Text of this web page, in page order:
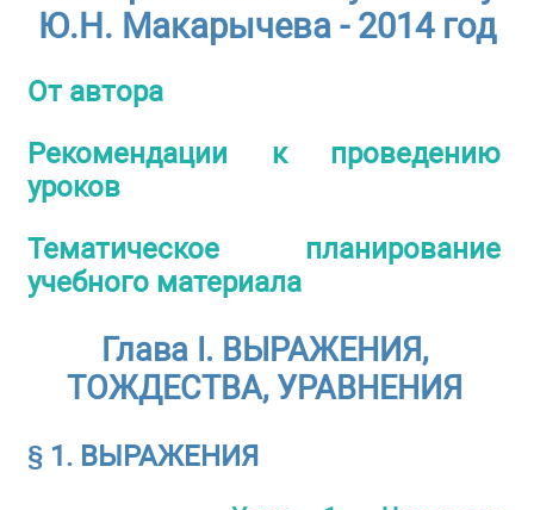
Ю.Н. Макарычева - 2014 год
От автора
Рекомендации к проведению
уроков
Тематическое планирование
учебного материала
Глава I. ВЫРАЖЕНИЯ,
ТОЖДЕСТВА, УРАВНЕНИЯ
§ 1. ВЫРАЖЕНИЯ